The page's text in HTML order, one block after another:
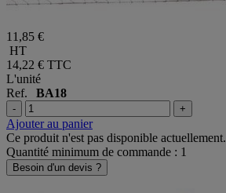
11,85 €
HT
14,22 € TTC
L'unité
Ref. BA18
- +
Ajouter au panier
Ce produit n'est pas disponible actuellement.
Quantité minimum de commande : 1
Besoin d'un devis ?